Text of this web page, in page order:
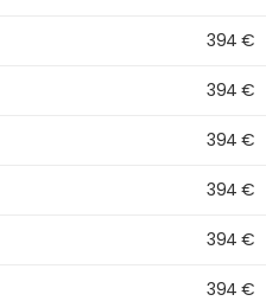
394 €
394 €
394 €
394 €
394 €
394 €